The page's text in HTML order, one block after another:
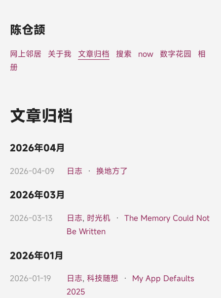
陈仓颉
网上邻居 关于我 文章归档 搜索 now 数字花园
相
册
文章归档
2026年04月
2026-04-09 日志 · 换地方了
2026年03月
2026-03-13 日志, 时光机 · The Memory Could Not
Be Written
2026年01月
2026-01-19 日志, 科技随想 · My App Defaults
2025